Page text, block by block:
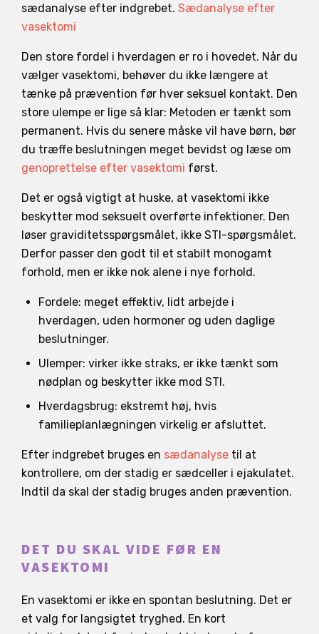
sædanalyse efter indgrebet. Sædanalyse efter
vasektomi
Den store fordel i hverdagen er ro i hovedet. Når du
vælger vasektomi, behøver du ikke længere at
tænke på prævention før hver seksuel kontakt. Den
store ulempe er lige så klar: Metoden er tænkt som
permanent. Hvis du senere måske vil have børn, bør
du træffe beslutningen meget bevidst og læse om
genoprettelse efter vasektomi først.
Det er også vigtigt at huske, at vasektomi ikke
beskytter mod seksuelt overførte infektioner. Den
løser graviditetsspørgsmålet, ikke STI-spørgsmålet.
Derfor passer den godt til et stabilt monogamt
forhold, men er ikke nok alene i nye forhold.
Fordele: meget effektiv, lidt arbejde i
hverdagen, uden hormoner og uden daglige
beslutninger.
Ulemper: virker ikke straks, er ikke tænkt som
nødplan og beskytter ikke mod STI.
Hverdagsbrug: ekstremt høj, hvis
familieplanlægningen virkelig er afsluttet.
Efter indgrebet bruges en sædanalyse til at
kontrollere, om der stadig er sædceller i ejakulatet.
Indtil da skal der stadig bruges anden prævention.
DET DU SKAL VIDE FØR EN
VASEKTOMI
En vasektomi er ikke en spontan beslutning. Det er
et valg for langsigtet tryghed. En kort